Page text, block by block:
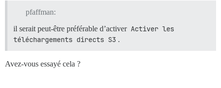
pfaffman:
il serait peut-être préférable d’activer Activer les
téléchargements directs S3 .
Avez-vous essayé cela ?